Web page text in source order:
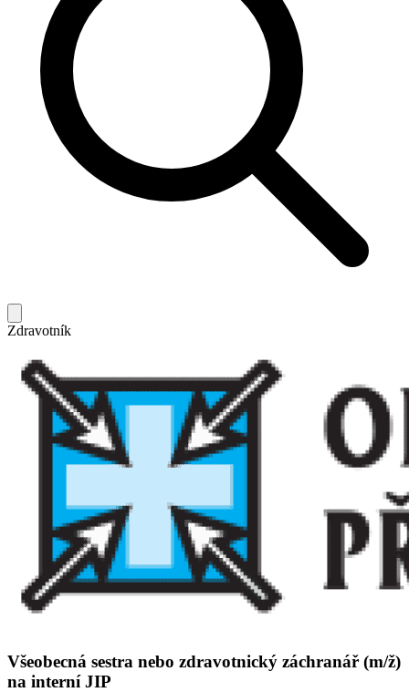
Zdravotník
Všeobecná sestra nebo zdravotnický záchranář (m/ž)
na interní JIP